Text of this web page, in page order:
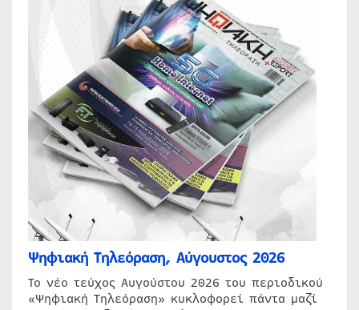
Ψηφιακή Τηλεόραση, Αύγουστος 2026
Το νέο τεύχος Αυγούστου 2026 του περιοδικού
«Ψηφιακή Τηλεόραση» κυκλοφορεί πάντα μαζί